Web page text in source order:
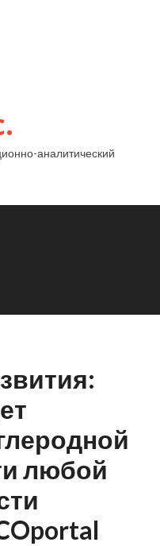
аналитический
любой